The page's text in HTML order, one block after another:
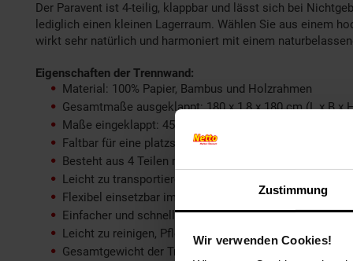
Zustimmung
Wir verwenden Cookies!
Der Paravent ist 4-teilig, klappbar und lässt sich bei
lediglich einen kleinen Lagerraum. Wählen Sie aus einem
wirkt sehr natürlich und harmoniert mit einem
Eigenschaften der Trennwand:
Material: 100% Papier, Bambus und Holzrahmen
Gesamtmaße ausgeklappt: 180 x 1,8 x 180 cm (L x B x
Maße eingeklappt: 45 x 1,8 x 180 cm (L x B x H)
Faltbar für eine platzsparende Aufbewahrung
Besteht aus 4 Teilen mit silbernen Scharnieren
Leicht zu transportieren
Flexibel einsetzbar im Schlafzimmer, Wohnzimmer
Einfacher und schneller Aufbau
Leicht zu reinigen, Pflegeleicht
Gesamtgewicht der Trennwand: 4,35 kg